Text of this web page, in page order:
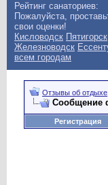
Рейтинг санаториев:
Пожалуйста,
свои оценки!
Кисловодск Пятигорск
Железноводск
всем городам
Отзывы об отдыхе,
Сообщение
Регистрация